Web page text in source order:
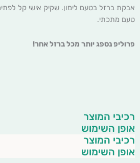
אבקת ברזל בטעם לימון. שקיק אישי קל
טעם מתכתי.
פרוליפ נספג יותר מכל ברזל אחר!
רכיבי המוצר
אופן השימוש
רכיבי המוצר
אופן השימוש